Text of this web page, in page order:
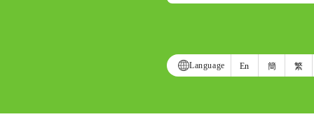
Language En 簡 繁